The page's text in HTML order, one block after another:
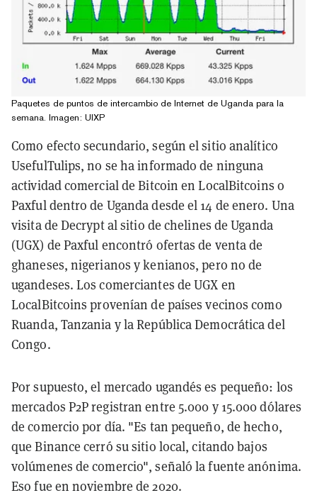
Paquetes de puntos de intercambio de Internet de Uganda para la
semana. Imagen: UIXP
Como efecto secundario, según el sitio analítico
UsefulTulips, no se ha informado de ninguna
actividad comercial de Bitcoin en LocalBitcoins o
Paxful dentro de Uganda desde el 14 de enero. Una
visita de Decrypt al sitio de chelines de Uganda
(UGX) de Paxful encontró ofertas de venta de
ghaneses, nigerianos y kenianos, pero no de
ugandeses. Los comerciantes de UGX en
LocalBitcoins provenían de países vecinos como
Ruanda, Tanzania y la República Democrática del
Congo.
Por supuesto, el mercado ugandés es pequeño: los
mercados P2P registran entre 5.000 y 15.000 dólares
de comercio por día. "Es tan pequeño, de hecho,
que Binance cerró su sitio local, citando bajos
volúmenes de comercio", señaló la fuente anónima.
Eso fue en noviembre de 2020.